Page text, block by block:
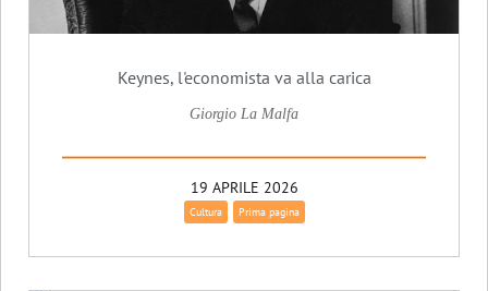
Keynes, l'economista va alla carica
Giorgio La Malfa
19 APRILE 2026
Cultura Prima pagina